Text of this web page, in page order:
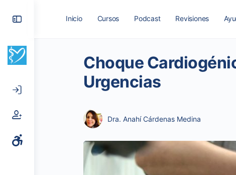
Panel
Inicio Cursos Podcast Revisiones
Choque
Urgencias
Dra. Anahí Cárdenas Medina